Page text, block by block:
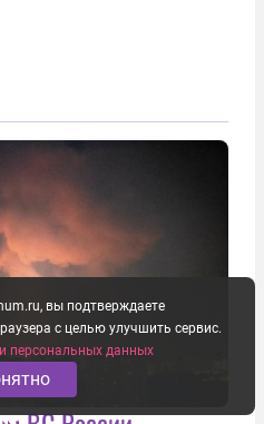
вы подтверждаете
с целью улучшить сервис.
персональных данных